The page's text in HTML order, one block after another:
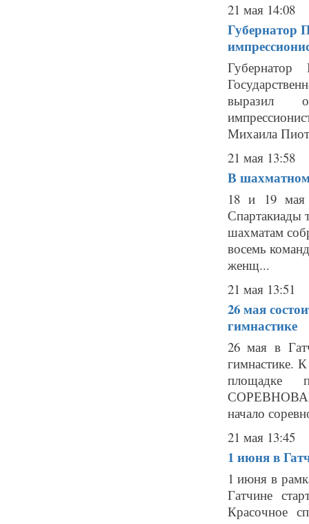
21 мая 14:08
Губернатор
Губернатор
выразил
Михаила
21 мая 13:58
В
18 и 19 мая
Спартакиады
шахматам
восемь
женщ...
21 мая 13:51
26 мая
гимнастике
26 мая в
гимнастике.
площадке
начало
21 мая 13:45
1 июня в
1 июня в
Гатчине
Красочное